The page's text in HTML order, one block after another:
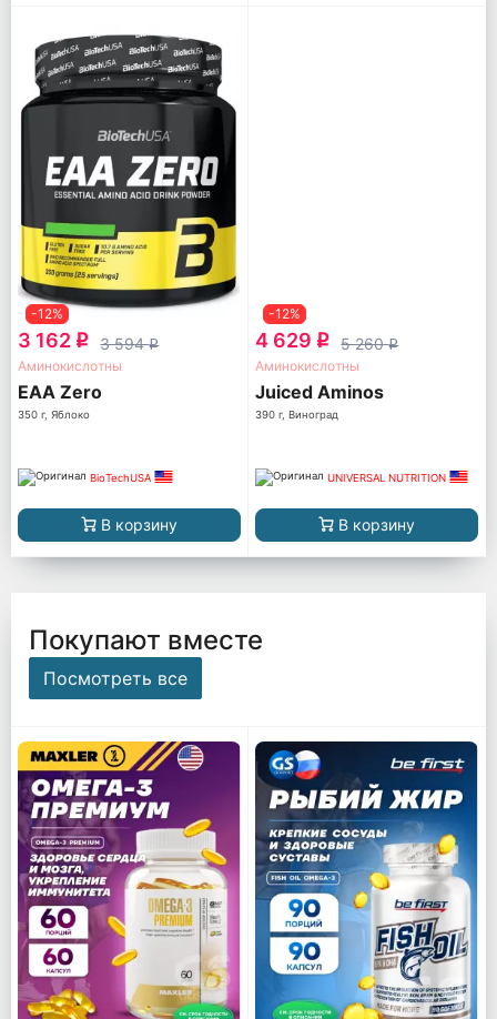
-12%
3 162 q 3 594q
Аминокислотны
EAA Zero
350 г, Яблоко
BioTechUSA
В корзину
-12%
4 629 q 5 260q
Аминокислотны
Juiced Aminos
390 г, Виноград
UNIVERSAL NUTRITION
В корзину
Покупают вместе
Посмотреть все